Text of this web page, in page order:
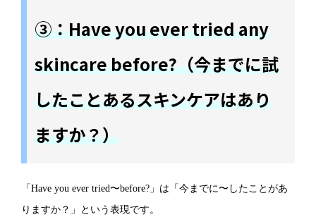
③：Have you ever tried any
skincare before?（今までに試
したことあるスキンケアはあり
ますか？）
「Have you ever tried〜before?」は「今までに〜したことがあ
りますか？」という表現です。